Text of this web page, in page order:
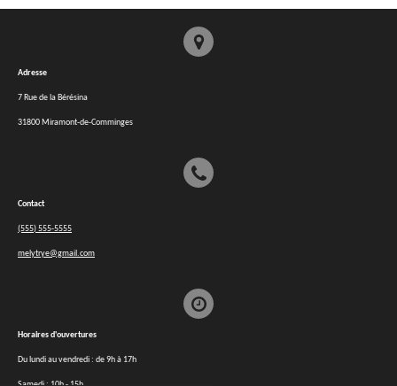
Adresse
7 Rue de la Bérésina
31800 Miramont-de-Comminges
Contact
(555) 555-5555
melytrye@gmail.com
Horaires d'ouvertures
Du lundi au vendredi : de 9h à 17h